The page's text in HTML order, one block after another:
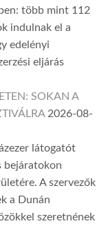
több mint 112
indulnak el a
edelényi
eljárás
SOKAN A
2026-08-
látogatót
bejáratokon
A szervezők
a Dunán
szeretnének